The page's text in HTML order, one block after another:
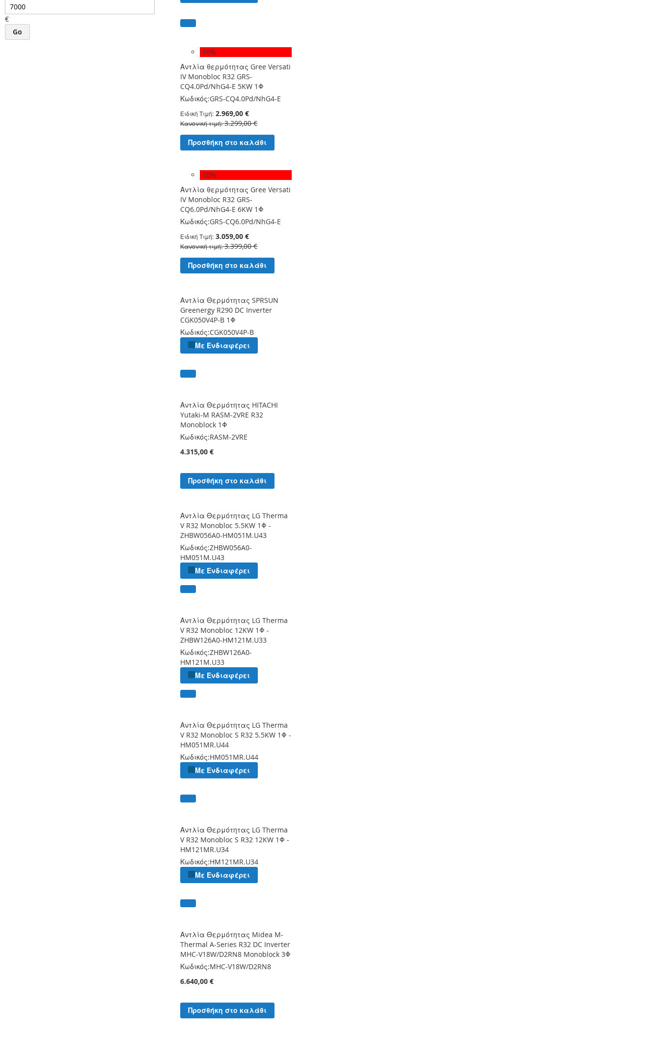
-10%
Αντλία θερμότητας Gree Versati
IV Monobloc R32 GRS-
CQ4.0Pd/NhG4-E 5KW 1Φ
Κωδικός:GRS-CQ4.0Pd/NhG4-E
Ειδική Τιμή 2.969,00 €
Κανονική τιμή 3.299,00 €
Προσθήκη στο καλάθι
-10%
Αντλία θερμότητας Gree Versati
IV Monobloc R32 GRS-
CQ6.0Pd/NhG4-E 6KW 1Φ
Κωδικός:GRS-CQ6.0Pd/NhG4-E
Ειδική Τιμή 3.059,00 €
Κανονική τιμή 3.399,00 €
Προσθήκη στο καλάθι
Αντλία Θερμότητας SPRSUN
Greenergy R290 DC Inverter
CGK050V4P-B 1Φ
Κωδικός:CGK050V4P-B
Με Ενδιαφέρει
Αντλία Θερμότητας HITACHI
Yutaki-M RASM-2VRE R32
Monoblock 1Φ
Κωδικός:RASM-2VRE
4.315,00 €
Προσθήκη στο καλάθι
Αντλία Θερμότητας LG Therma
V R32 Monobloc 5.5KW 1Φ -
ZHBW056A0-HM051M.U43
Κωδικός:ZHBW056A0-
HM051M.U43
Με Ενδιαφέρει
Αντλία Θερμότητας LG Therma
V R32 Monobloc 12KW 1Φ -
ZHBW126A0-HM121M.U33
Κωδικός:ZHBW126A0-
HM121M.U33
Με Ενδιαφέρει
Αντλία Θερμότητας LG Therma
V R32 Monobloc S R32 5.5KW 1Φ -
HM051MR.U44
Κωδικός:HM051MR.U44
Με Ενδιαφέρει
Αντλία Θερμότητας LG Therma
V R32 Monobloc S R32 12KW 1Φ -
HM121MR.U34
Κωδικός:HM121MR.U34
Με Ενδιαφέρει
Αντλία Θερμότητας Midea M-
Thermal A-Series R32 DC Inverter
MHC-V18W/D2RN8 Monoblock 3Φ
Κωδικός:MHC-V18W/D2RN8
6.640,00 €
Προσθήκη στο καλάθι
€
Go